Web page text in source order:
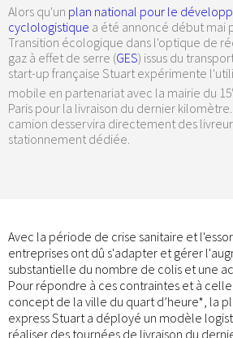
Alors qu'un plan national pour le
cyclologistique a été annoncé début mai
Transition écologique dans l'optique de
gaz à effet de serre (GES) issus du
start-up française Stuart expérimente
mobile en partenariat avec la mairie du 15
Paris pour la livraison du dernier
camion desservira directement des
stationnement dédiée.
Avec la période de crise sanitaire et
entreprises ont dû s'adapter et gérer
substantielle du nombre de colis et une
Pour répondre à ces contraintes et à
concept de la ville du quart d’heure*, la
express Stuart a déployé un modèle
réaliser des tournées de livraison du